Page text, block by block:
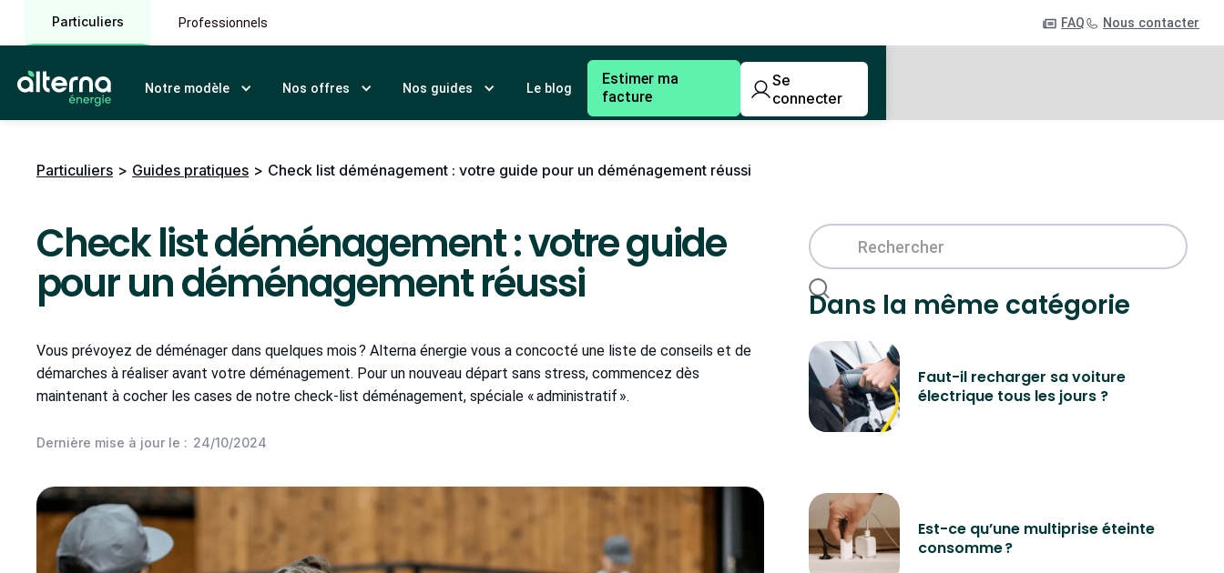
Particuliers Professionnels FAQ Nous contacter
Notre modèle Nos offres Nos guides Le blog
Estimer ma
facture
Se
connecter
Particuliers > Guides pratiques > Check list déménagement : votre guide pour un déménagement réussi
Check list déménagement : votre guide
pour un déménagement réussi
Vous prévoyez de déménager dans quelques mois ? Alterna énergie vous a concocté une liste de conseils et de
démarches à réaliser avant votre déménagement. Pour un nouveau départ sans stress, commencez dès
maintenant à cocher les cases de notre check-list déménagement, spéciale « administratif ».
Dernière mise à jour le : 24/10/2024
Dans la même catégorie
Faut-il recharger sa voiture
électrique tous les jours ?
Est-ce qu’une multiprise éteinte
consomme ?